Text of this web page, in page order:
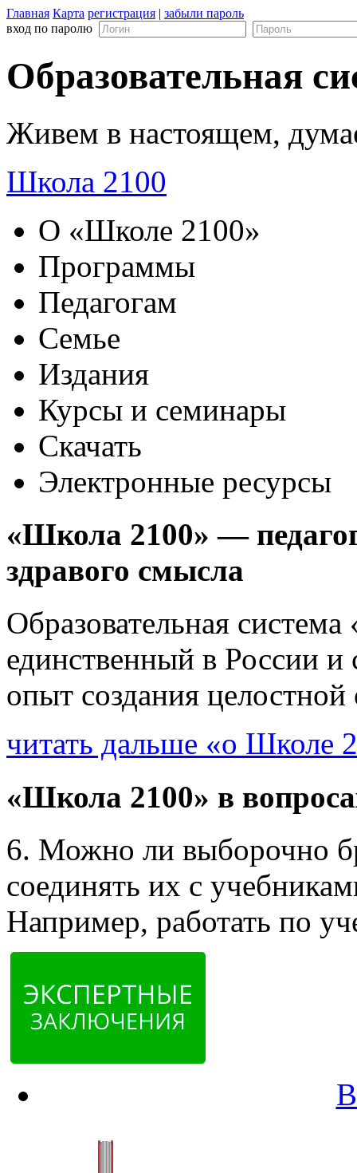
Главная Карта регистрация | забыли пароль
вход по паролю
Образовательная
Живем в настоящем,
Школа 2100
О «Школе 2100»
Программы
Педагогам
Семье
Издания
Курсы и семинары
Скачать
Электронные ресурсы
«Школа 2100» —
здравого смысла
Образовательная
единственный в России
опыт создания
читать дальше «о Школе
«Школа 2100» в
6. Можно ли выборочно
соединять их с
Например, работать по